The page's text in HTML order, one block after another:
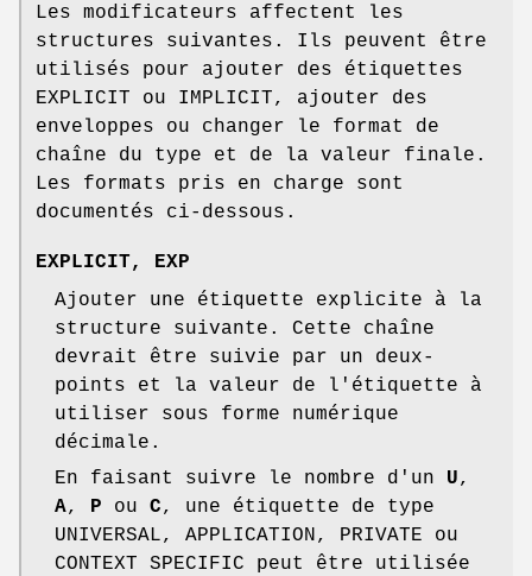
Les modificateurs affectent les
structures suivantes. Ils peuvent être
utilisés pour ajouter des étiquettes
EXPLICIT ou IMPLICIT, ajouter des
enveloppes ou changer le format de
chaîne du type et de la valeur finale.
Les formats pris en charge sont
documentés ci-dessous.
EXPLICIT, EXP
Ajouter une étiquette explicite à la
structure suivante. Cette chaîne
devrait être suivie par un deux-
points et la valeur de l'étiquette à
utiliser sous forme numérique
décimale.
En faisant suivre le nombre d'un U,
A, P ou C, une étiquette de type
UNIVERSAL, APPLICATION, PRIVATE ou
CONTEXT SPECIFIC peut être utilisée